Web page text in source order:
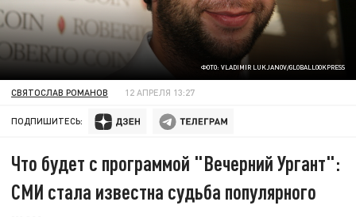
ФОТО: VLADIMIR LUKJANOV/GLOBALLOOKPRESS
СВЯТОСЛАВ РОМАНОВ 12 АПРЕЛЯ 13:27
ПОДПИШИТЕСЬ:
Что будет с программой "Вечерний Ургант":
СМИ стала известна судьба популярного